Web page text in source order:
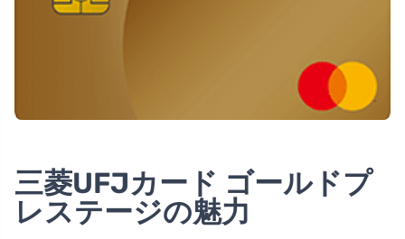
三菱UFJカード ゴールドプ
レステージの魅力